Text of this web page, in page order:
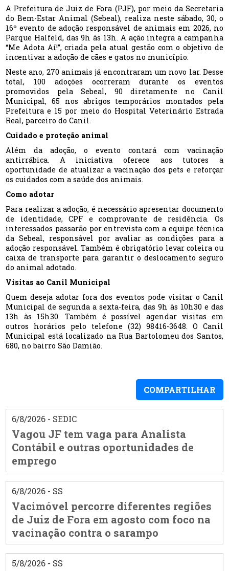
A Prefeitura de Juiz de Fora (PJF), por meio da Secretaria
do Bem-Estar Animal (Sebeal), realiza neste sábado, 30, o
16º evento de adoção responsável de animais em 2026, no
Parque Halfeld, das 9h às 13h. A ação integra a campanha
“Me Adota Aí!”, criada pela atual gestão com o objetivo de
incentivar a adoção de cães e gatos no município.
Neste ano, 270 animais já encontraram um novo lar. Desse
total, 100 adoções ocorreram durante os eventos
promovidos pela Sebeal, 90 diretamente no Canil
Municipal, 65 nos abrigos temporários montados pela
Prefeitura e 15 por meio do Hospital Veterinário Estrada
Real, parceiro do Canil.
Cuidado e proteção animal
Além da adoção, o evento contará com vacinação
antirrábica. A iniciativa oferece aos tutores a
oportunidade de atualizar a vacinação dos pets e reforçar
os cuidados com a saúde dos animais.
Como adotar
Para realizar a adoção, é necessário apresentar documento
de identidade, CPF e comprovante de residência. Os
interessados passarão por entrevista com a equipe técnica
da Sebeal, responsável por avaliar as condições para a
adoção responsável. Também é obrigatório levar coleira ou
caixa de transporte para garantir o deslocamento seguro
do animal adotado.
Visitas ao Canil Municipal
Quem deseja adotar fora dos eventos pode visitar o Canil
Municipal de segunda a sexta-feira, das 9h às 10h30 e das
13h às 15h30. Também é possível agendar visitas em
outros horários pelo telefone (32) 98416-3648. O Canil
Municipal está localizado na Rua Bartolomeu dos Santos,
680, no bairro São Damião.
COMPARTILHAR
6/8/2026 - SEDIC
Vagou JF tem vaga para Analista
Contábil e outras oportunidades de
emprego
6/8/2026 - SS
Vacimóvel percorre diferentes regiões
de Juiz de Fora em agosto com foco na
vacinação contra o sarampo
5/8/2026 - SS